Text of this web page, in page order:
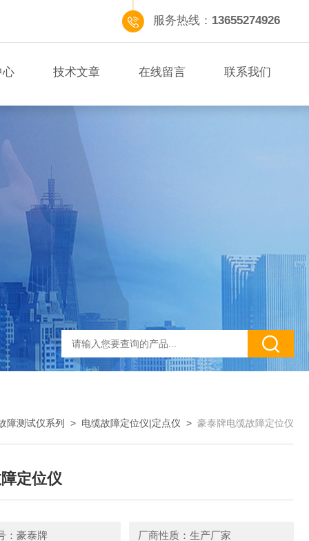
服务热线： 13655274926
心 技术文章 在线留言 联系我们
障测试仪系列 > 电缆故障定位仪|定点仪 > 豪泰牌电缆故障定位仪
定位仪
：豪泰牌 厂商性质：生产厂家